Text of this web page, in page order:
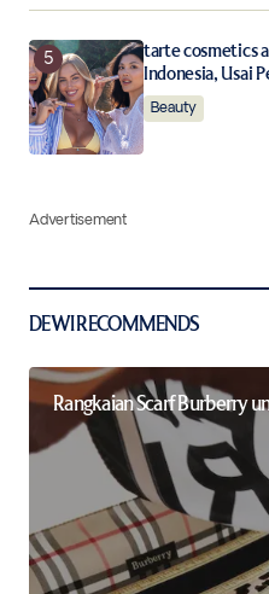
tarte cosmetics
Indonesia, Usai
Beauty
Advertisement
DEWI RECOMMENDS
Rangkaian Scarf Burberry